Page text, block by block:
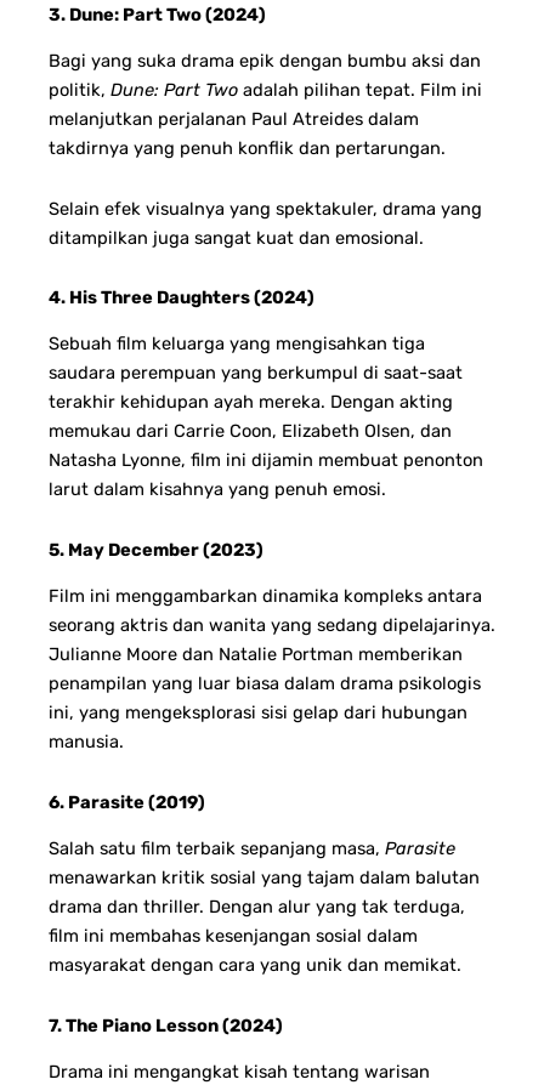
3. Dune: Part Two (2024)
Bagi yang suka drama epik dengan bumbu aksi dan
politik, Dune: Part Two adalah pilihan tepat. Film ini
melanjutkan perjalanan Paul Atreides dalam
takdirnya yang penuh konflik dan pertarungan.
Selain efek visualnya yang spektakuler, drama yang
ditampilkan juga sangat kuat dan emosional.
4. His Three Daughters (2024)
Sebuah film keluarga yang mengisahkan tiga
saudara perempuan yang berkumpul di saat-saat
terakhir kehidupan ayah mereka. Dengan akting
memukau dari Carrie Coon, Elizabeth Olsen, dan
Natasha Lyonne, film ini dijamin membuat penonton
larut dalam kisahnya yang penuh emosi.
5. May December (2023)
Film ini menggambarkan dinamika kompleks antara
seorang aktris dan wanita yang sedang dipelajarinya.
Julianne Moore dan Natalie Portman memberikan
penampilan yang luar biasa dalam drama psikologis
ini, yang mengeksplorasi sisi gelap dari hubungan
manusia.
6. Parasite (2019)
Salah satu film terbaik sepanjang masa, Parasite
menawarkan kritik sosial yang tajam dalam balutan
drama dan thriller. Dengan alur yang tak terduga,
film ini membahas kesenjangan sosial dalam
masyarakat dengan cara yang unik dan memikat.
7. The Piano Lesson (2024)
Drama ini mengangkat kisah tentang warisan